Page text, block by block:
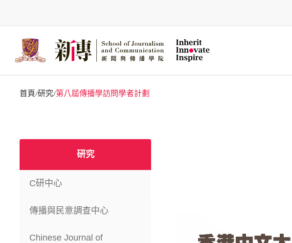
content
首頁/研究/第八屆傳播學訪問學者計劃
研究
C研中心
傳播與民意調查中心
Chinese Journal of